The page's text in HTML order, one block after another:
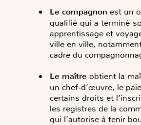
Le compagnon est un
qualifié qui a terminé
apprentissage et
ville en ville,
cadre du
Le maître obtient la
un chef‑d’œuvre, le
certains droits et
les registres de la
qui l’autorise à tenir